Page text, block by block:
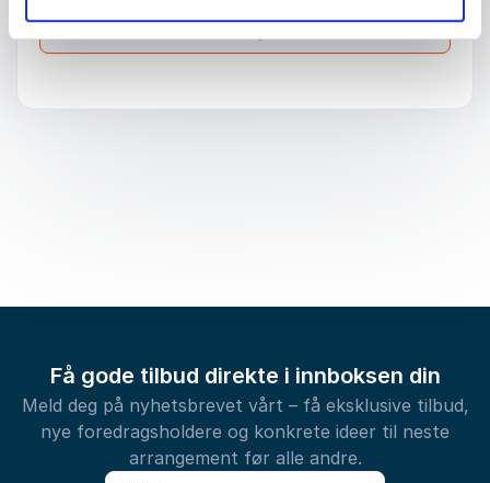
Få gode tilbud direkte i innboksen din
Meld deg på nyhetsbrevet vårt – få eksklusive tilbud,
nye foredragsholdere og konkrete ideer til neste
arrangement før alle andre.